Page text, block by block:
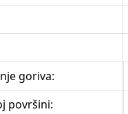
goriva:
površini: